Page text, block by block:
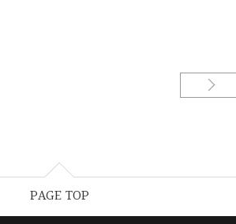
PAGE TOP